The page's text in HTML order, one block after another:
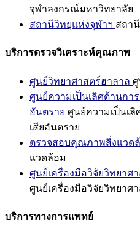
จุฬาลงกรณ์มหาวิทยาลัย
สถานีวิทยุแห่งจุฬาฯ สถา
บริการตรวจวิเคราะห์คุณภาพ
ศูนย์วิทยาศาสตร์ฮาลาล
ศูนย์ความเป็นเลิศด้านกา
อันตราย ศูนย์ความเป็นเ
เสียอันตราย
ตรวจสอบคุณภาพสิ่งแวด
แวดล้อม
ศูนย์เครื่องมือวิจัยวิทยาศ
ศูนย์เครื่องมือวิจัยวิทยาศ
บริการทางการแพทย์